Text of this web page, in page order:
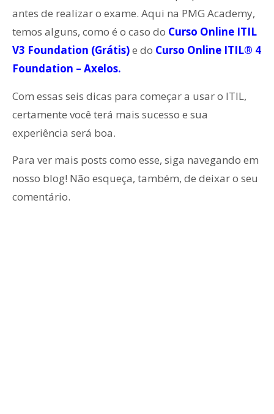
antes de realizar o exame. Aqui na PMG Academy,
temos alguns, como é o caso do Curso Online ITIL
V3 Foundation (Grátis)e do Curso Online ITIL® 4
Foundation – Axelos.
Com essas seis dicas para começar a usar o ITIL,
certamente você terá mais sucesso e sua
experiência será boa.
Para ver mais posts como esse, siga navegando em
nosso blog! Não esqueça, também, de deixar o seu
comentário.